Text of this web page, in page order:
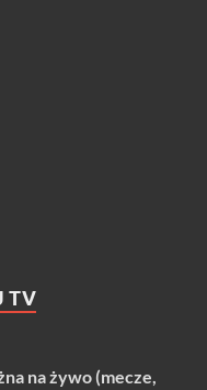
TV
na żywo (mecze,